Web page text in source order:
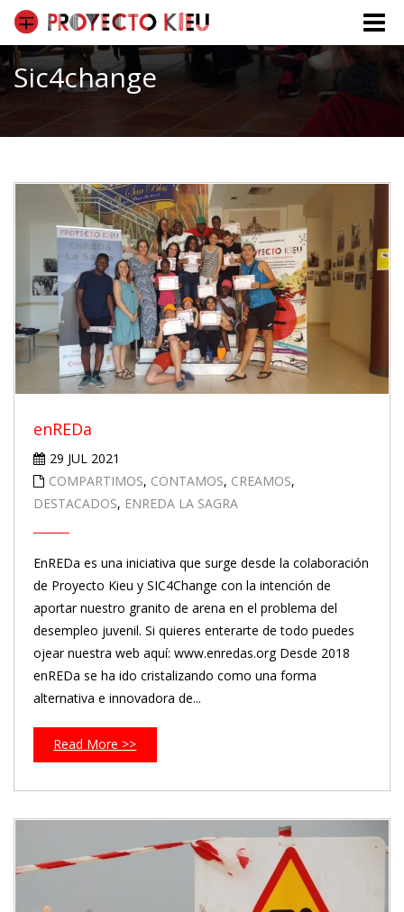
Toggle
Sic4change
enREDa
29 JUL 2021
COMPARTIMOS, CONTAMOS, CREAMOS,
DESTACADOS, ENREDA LA SAGRA
EnREDa es una iniciativa que surge desde la colaboración
de Proyecto Kieu y SIC4Change con la intención de
aportar nuestro granito de arena en el problema del
desempleo juvenil. Si quieres enterarte de todo puedes
ojear nuestra web aquí: www.enredas.org Desde 2018
enREDa se ha ido cristalizando como una forma
alternativa e innovadora de...
Read More >>